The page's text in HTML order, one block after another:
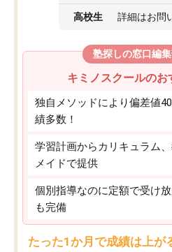
高校生 詳細はお問
塾探しの窓口編
キミノスクールのお
独自メソッドにより偏差値
績多数！
学習計画からカリキュラム
メイドで提供
個別指導なのに定額で受け
も完備
たった1か月で成績は上が